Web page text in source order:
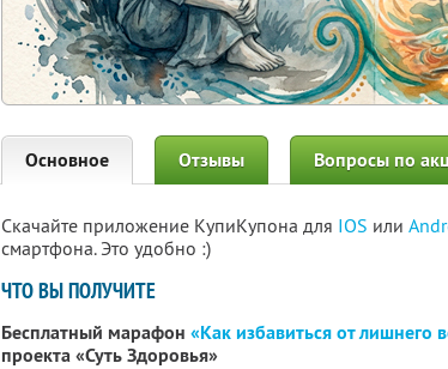
Основное Отзывы Вопросы по
Скачайте приложение КупиКупона для IOS или
смартфона. Это удобно :)
ЧТО ВЫ ПОЛУЧИТЕ
Бесплатный марафон «Как избавиться от лишнего
проекта «Суть Здоровья»